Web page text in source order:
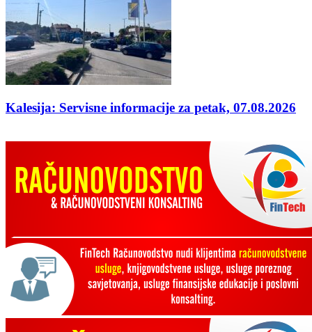
Kalesija: Servisne informacije za petak, 07.08.2026